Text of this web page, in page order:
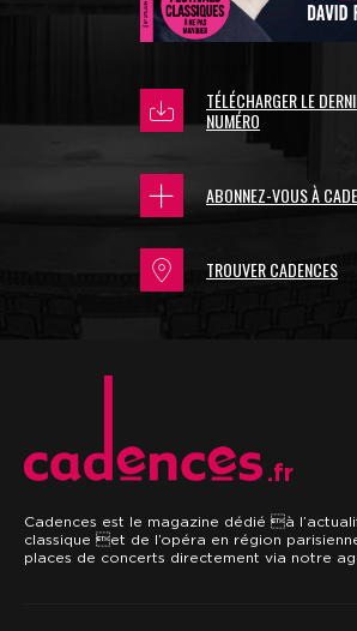
TÉLÉCHARGER LE
NUMÉRO
ABONNEZ-VOUS À
TROUVER CADENCES
.fr
Cadences est le magazine dédié à
classique et de l’opéra en région
places de concerts directement via notre